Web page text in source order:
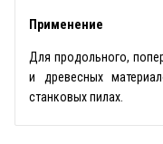
Применение
Для продольного,
и древесных
станковых пилах.